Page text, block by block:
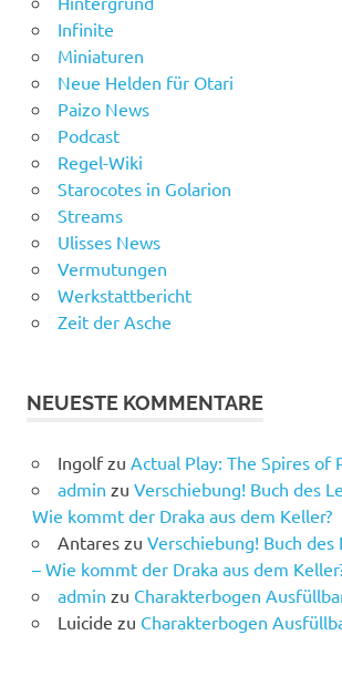
Infinite
Miniaturen
Neue Helden für Otari
Paizo News
Podcast
Regel-Wiki
Starocotes in Golarion
Streams
Ulisses News
Vermutungen
Werkstattbericht
Zeit der Asche
NEUESTE KOMMENTARE
Ingolfzu Actual Play: The Spires of
admin zu Verschiebung! Buch des
Wie kommt der Draka aus dem Keller?
Antareszu Verschiebung! Buch des
– Wie kommt der Draka aus dem
admin zu Charakterbogen
Luicide zu Charakterbogen